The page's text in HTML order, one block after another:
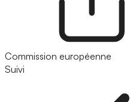
Commission européenne
Suivi